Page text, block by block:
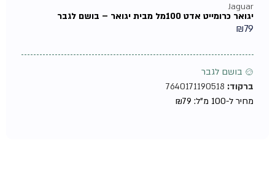
Jaguar
יגואר כרומייט אדט 100מל מבית יגואר – בושם לגבר
₪79
♂ בושם לגבר
ברקוד:7640171190518
מחיר ל-100 מ"ל:
₪79